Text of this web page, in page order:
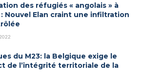
des réfugiés « angolais » à
Nouvel Elan craint une infiltration
du M23: la Belgique exige le
de l’intégrité territoriale de la